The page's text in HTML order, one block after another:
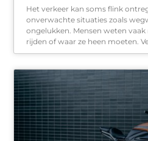
Het verkeer kan soms flink
onverwachte situaties zoals
ongelukken. Mensen weten
rijden of waar ze heen moeten.